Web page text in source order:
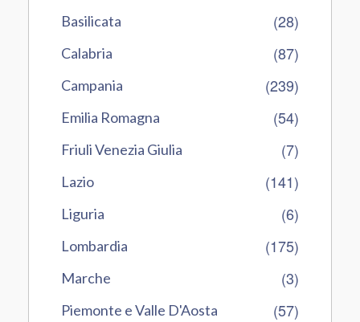
Basilicata (28)
Calabria (87)
Campania (239)
Emilia Romagna (54)
Friuli Venezia Giulia (7)
Lazio (141)
Liguria (6)
Lombardia (175)
Marche (3)
Piemonte e Valle D'Aosta (57)